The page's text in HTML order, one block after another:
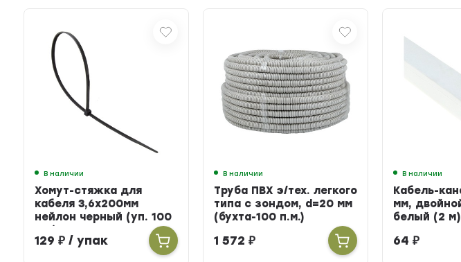
В наличии
Хомут-стяжка для
кабеля 3,6х200мм
нейлон черный (уп. 100
шт.)
129₽ / упак
В наличии
Труба ПВХ э/тех. легкого
типа с зондом, d=20 мм
(бухта-100 п.м.)
1 572₽
В наличии
Кабель-
мм,
белый (2 м)
64₽